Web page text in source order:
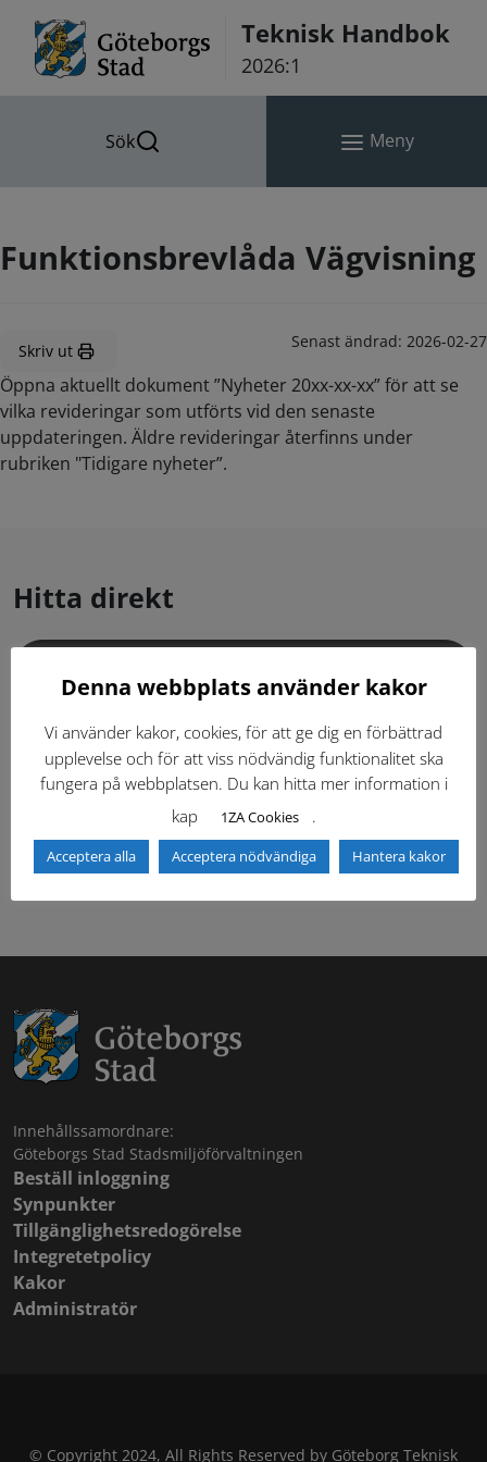
Teknisk Handbok
2026:1
Sök Meny
Funktionsbrevlåda Vägvisning
Skriv ut Senast ändrad: 2026-02-27
Öppna aktuellt dokument ”Nyheter 20xx-xx-xx” för att se
vilka revideringar som utförts vid den senaste
uppdateringen. Äldre revideringar återfinns under
rubriken "Tidigare nyheter”.
Hitta direkt
Dokumentbibliotek Kontaktlista
Tidigare versioner Nyheter
Säkerhetsordningen
Innehållssamordnare:
Göteborgs Stad Stadsmiljöförvaltningen
Beställ inloggning
Synpunkter
Tillgänglighetsredogörelse
Integretetpolicy
Kakor
Administratör
© Copyright 2024, All Rights Reserved by Göteborg Teknisk
Denna webbplats använder kakor
Vi använder kakor, cookies, för att ge dig en förbättrad
upplevelse och för att viss nödvändig funktionalitet ska
fungera på webbplatsen. Du kan hitta mer information i
kap
1ZA Cookies .
Acceptera alla Acceptera nödvändiga Hantera kakor